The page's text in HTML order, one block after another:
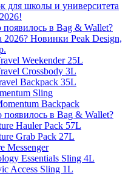
для школы и университета
в Bag & Wallet?
Новинки Peak Design,
Weekender 25L
Crossbody 3L
Backpack 35L
Sling
Backpack
в Bag & Wallet?
Hauler Pack 57L
Grab Pack 27L
Messenger
Essentials Sling 4L
Access Sling 1L